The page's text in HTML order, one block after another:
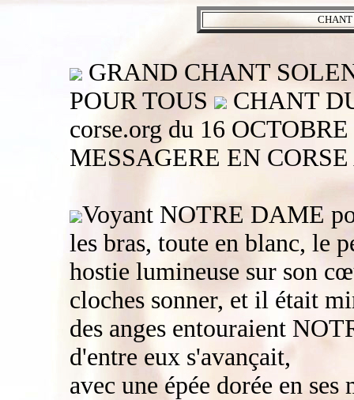
CHANT
GRAND CHANT
POUR TOUS
CHANT
corse.org du 16
MESSAGERE EN
Voyant NOTRE DAME
les bras, toute en blanc, le
hostie lumineuse sur son
cloches sonner, et il était
des anges entouraient
d'entre eux s'avançait,
avec une épée dorée en